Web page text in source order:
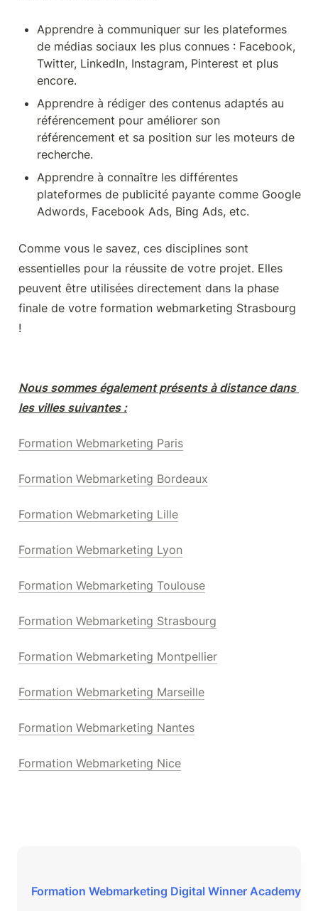
Apprendre à communiquer sur les plateformes
de médias sociaux les plus connues : Facebook,
Twitter, LinkedIn, Instagram, Pinterest et plus
encore.
Apprendre à rédiger des contenus adaptés au
référencement pour améliorer son
référencement et sa position sur les moteurs de
recherche.
Apprendre à connaître les différentes
plateformes de publicité payante comme Google
Adwords, Facebook Ads, Bing Ads, etc.
Comme vous le savez, ces disciplines sont
essentielles pour la réussite de votre projet. Elles
peuvent être utilisées directement dans la phase
finale de votre formation webmarketing Strasbourg
!
Nous sommes également présents à distance dans
les villes suivantes :
Formation Webmarketing Paris
Formation Webmarketing Bordeaux
Formation Webmarketing Lille
Formation Webmarketing Lyon
Formation Webmarketing Toulouse
Formation Webmarketing Strasbourg
Formation Webmarketing Montpellier
Formation Webmarketing Marseille
Formation Webmarketing Nantes
Formation Webmarketing Nice
Formation Webmarketing Digital Winner Academy